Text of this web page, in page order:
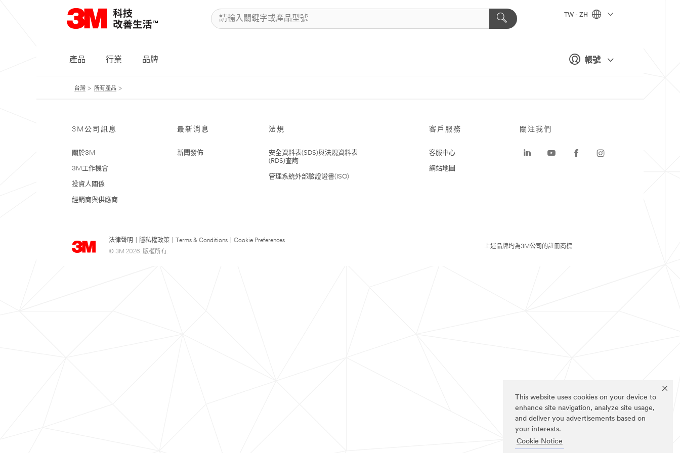
This website uses cookies on your device to
enhance site navigation, analyze site usage,
and deliver you advertisements based on
your interests.
Cookie Notice
帳號
TW - ZH
產品 行業 品牌
台灣 所有產品
3M公司訊息
關於3M
3M工作機會
投資人關係
經銷商與供應商
最新消息
新聞發佈
法規
安全資料表(SDS)與法規資料表
(RDS)查詢
管理系統外部驗證證書(ISO)
客戶服務
客服中心
網站地圖
法律聲明 隱私權政策 Terms & Conditions
Cookie Preferences
© 3M 2026. 版權所有.
關注我們
上述品牌均為3M公司的註冊商標